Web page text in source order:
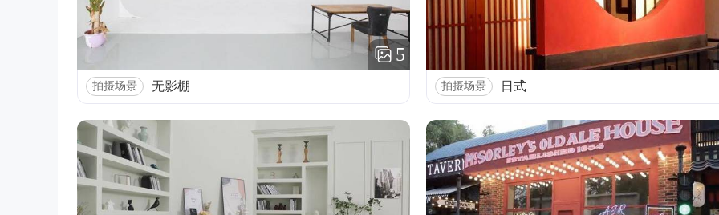
5
拍摄场景 无影棚 拍摄场景 日式